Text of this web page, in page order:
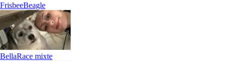
FrisbeeBeagle
BellaRace mixte